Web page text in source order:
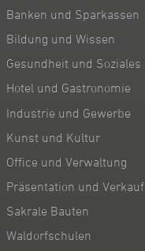
Banken und Sparkassen
Bildung und Wissen
Gesundheit und Soziales
Hotel und Gastronomie
Industrie und Gewerbe
Kunst und Kultur
Office und Verwaltung
Präsentation und Verkauf
Sakrale Bauten
Waldorfschulen